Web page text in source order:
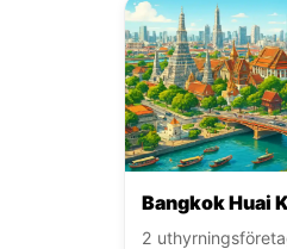
Bangkok Huai
2